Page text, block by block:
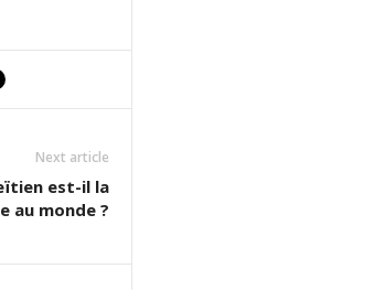
Next article
est-il la
au monde ?